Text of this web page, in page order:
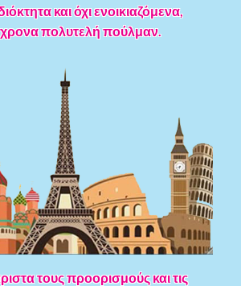
και όχι ενοικιαζόμενα,
πολυτελή πούλμαν.
τους προορισμούς και τις